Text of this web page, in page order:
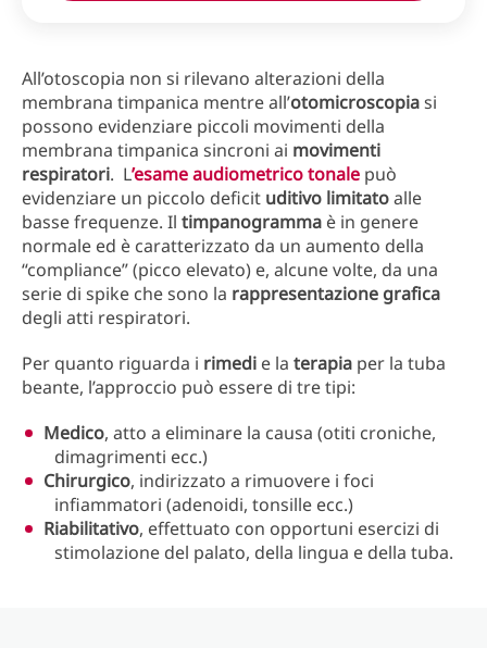
All’otoscopia non si rilevano alterazioni della
membrana timpanica mentre all’otomicroscopiasi
possono evidenziare piccoli movimenti della
membrana timpanica sincroni ai movimenti
respiratori. L’esame audiometricotonale può
evidenziare un piccolo deficit uditivo limitatoalle
basse frequenze. Il timpanogramma è in genere
normale ed è caratterizzato da un aumento della
“compliance” (picco elevato) e, alcune volte, da una
serie di spike che sono la rappresentazione grafica
degli atti respiratori.
Per quanto riguarda i rimedi e la terapia per la tuba
beante, l’approccio può essere di tre tipi:
Medico, atto a eliminare la causa (otiti croniche,
dimagrimenti ecc.)
Chirurgico, indirizzato a rimuovere i foci
infiammatori (adenoidi, tonsille ecc.)
Riabilitativo, effettuato con opportuni esercizi di
stimolazione del palato, della lingua e della tuba.